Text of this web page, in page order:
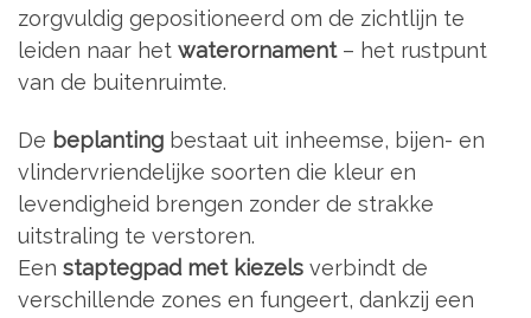
zorgvuldig gepositioneerd om de zichtlijn te
leiden naar het waterornament– het rustpunt
van de buitenruimte.
De beplanting bestaat uit inheemse, bijen- en
vlindervriendelijke soorten die kleur en
levendigheid brengen zonder de strakke
uitstraling te verstoren.
Een staptegpad met kiezels verbindt de
verschillende zones en fungeert, dankzij een